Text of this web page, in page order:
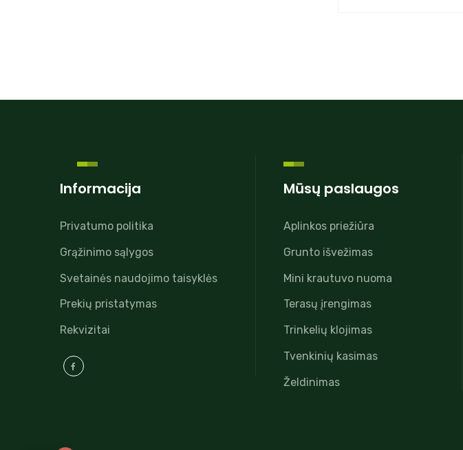
Informacija
Privatumo politika
Grąžinimo sąlygos
Svetainės naudojimo taisyklės
Prekių pristatymas
Rekvizitai
Mūsų paslaugos
Aplinkos priežiūra
Grunto išvežimas
Mini krautuvo nuoma
Terasų įrengimas
Trinkelių klojimas
Tvenkinių kasimas
Želdinimas